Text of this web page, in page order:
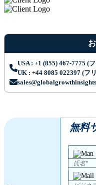
USA : +1 (855) 467-7775 (
UK : +44 8085 022397 (フ
無料